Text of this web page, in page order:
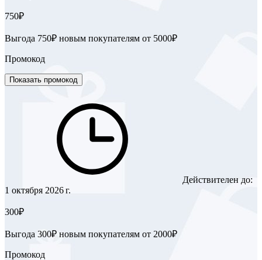
750₽
Выгода 750₽ новым покупателям от 5000₽
Промокод
Показать промокод
Действителен до:
1 октября 2026 г.
300₽
Выгода 300₽ новым покупателям от 2000₽
Промокод